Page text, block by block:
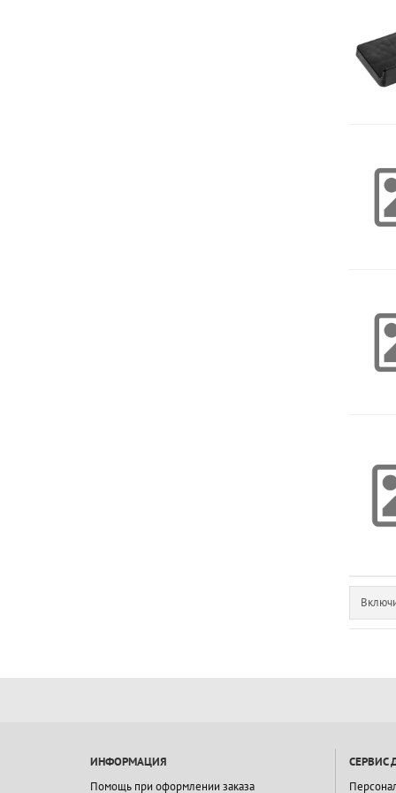
ИНФОРМАЦИЯ
Помощь при оформлении заказа
СЕРВИС